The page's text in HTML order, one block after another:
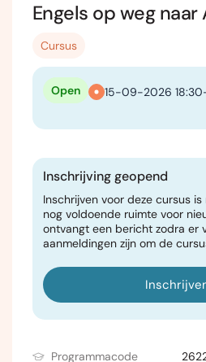
Engels op weg naar
Cursus
15-09-2026
Open
Inschrijving geopend
Inschrijven voor deze cursus
nog voldoende ruimte voor
ontvangt een bericht zodra er
aanmeldingen zijn om de
Programmacode